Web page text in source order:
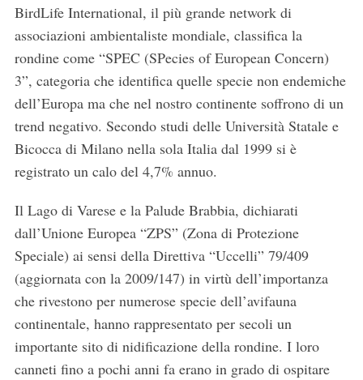
BirdLife International, il più grande network di
associazioni ambientaliste mondiale, classifica la
rondine come “SPEC (SPecies of European Concern)
3”, categoria che identifica quelle specie non endemiche
dell’Europa ma che nel nostro continente soffrono di un
trend negativo. Secondo studi delle Università Statale e
Bicocca di Milano nella sola Italia dal 1999 si è
registrato un calo del 4,7% annuo.
Il Lago di Varese e la Palude Brabbia, dichiarati
dall’Unione Europea “ZPS” (Zona di Protezione
Speciale) ai sensi della Direttiva “Uccelli” 79/409
(aggiornata con la 2009/147) in virtù dell’importanza
che rivestono per numerose specie dell’avifauna
continentale, hanno rappresentato per secoli un
importante sito di nidificazione della rondine. I loro
canneti fino a pochi anni fa erano in grado di ospitare